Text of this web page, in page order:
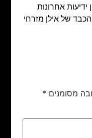
אחרונות
של אילן מזרחי
מסומנים *